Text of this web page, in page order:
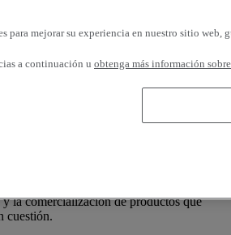
transmitida por el usuario al
o sugerencias, será considerada como
por derecho de propiedad alguno.
la comercialización de productos que
cuestión.
para mejorar su experiencia en nuestro sitio web,
a continuación u obtenga más información